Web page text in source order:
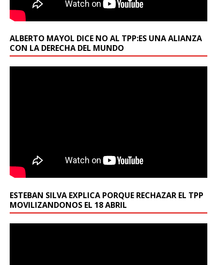
ALBERTO MAYOL DICE NO AL TPP:ES UNA ALIANZA
CON LA DERECHA DEL MUNDO
ESTEBAN SILVA EXPLICA PORQUE RECHAZAR EL TPP
MOVILIZANDONOS EL 18 ABRIL